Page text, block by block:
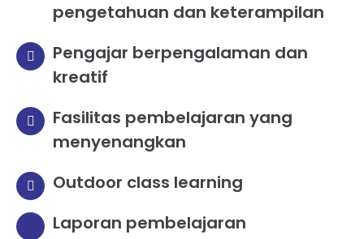
pengetahuan dan keterampilan
Pengajar berpengalaman dan
kreatif
Fasilitas pembelajaran yang
menyenangkan
Outdoor class learning
Laporan pembelajaran